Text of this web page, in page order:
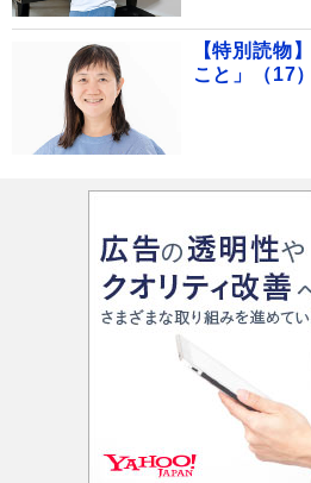
【特別読物
こと」（17